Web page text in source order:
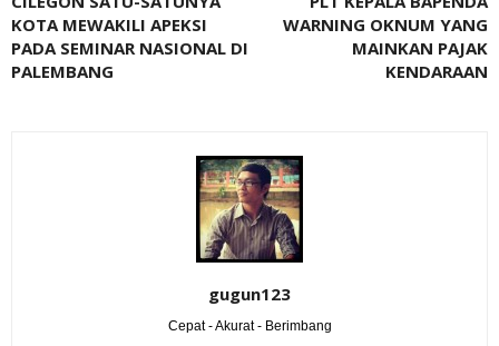
KOTA MEWAKILI APEKSI
PADA SEMINAR NASIONAL DI
PALEMBANG
WARNING OKNUM YANG
MAINKAN PAJAK
KENDARAAN
gugun123
Cepat - Akurat - Berimbang